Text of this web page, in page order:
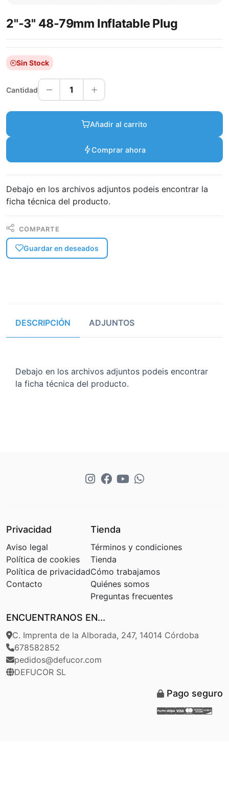
2"-3" 48-79mm Inflatable Plug
Sin Stock
Cantidad 1
Añadir al carrito
Comprar ahora
Debajo en los archivos adjuntos podeis encontrar la
ficha técnica del producto.
COMPARTE
Guardar en deseados
DESCRIPCIÓN ADJUNTOS
Debajo en los archivos adjuntos podeis encontrar
la ficha técnica del producto.
Privacidad
Aviso legal
Política de cookies
Política de privacidad
Contacto
Tienda
Términos y condiciones
Tienda
Cómo trabajamos
Quiénes somos
Preguntas frecuentes
ENCUENTRANOS EN...
C. Imprenta de la Alborada, 247, 14014 Córdoba
678582852
pedidos@defucor.com
DEFUCOR SL
Pago seguro
Paypal
Stripe
Visa